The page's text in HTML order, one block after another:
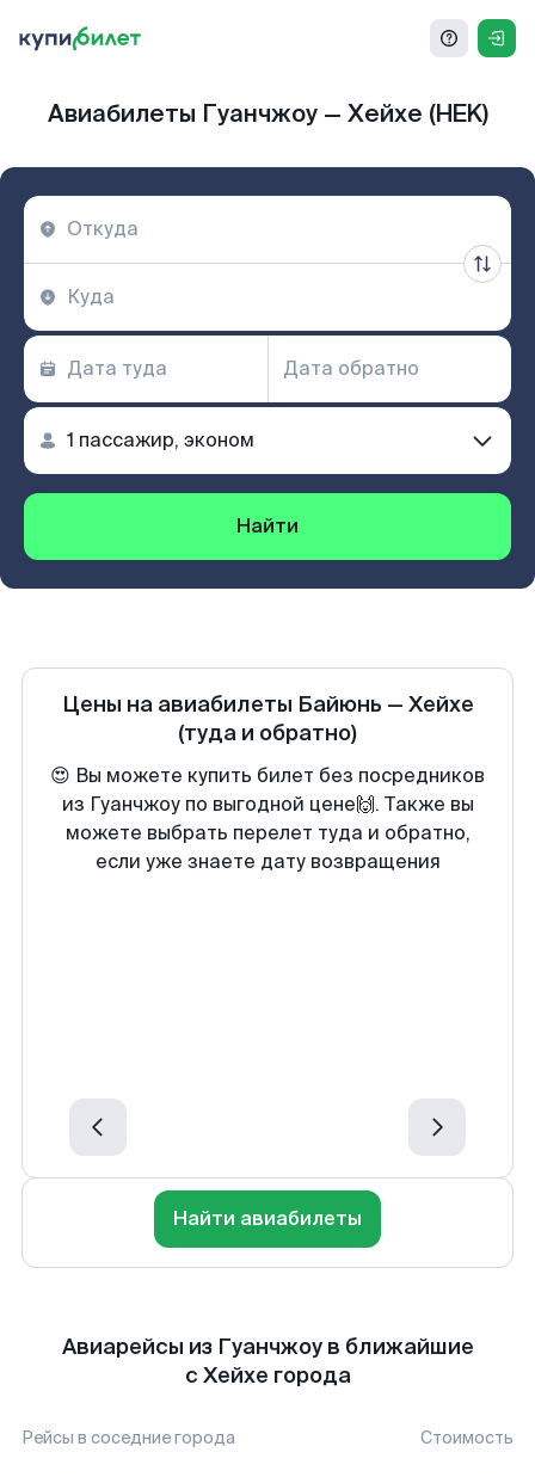
Авиабилеты Гуанчжоу — Хейхе (HEK)
Найти
Цены на авиабилеты Байюнь — Хейхе
(туда и обратно)
😍 Вы можете купить билет без посредников
из Гуанчжоу по выгодной цене🙌. Также вы
можете выбрать перелет туда и обратно,
если уже знаете дату возвращения
Найти авиабилеты
Авиарейсы из Гуанчжоу в ближайшие
с Хейхе города
Рейсы в соседние города Стоимость